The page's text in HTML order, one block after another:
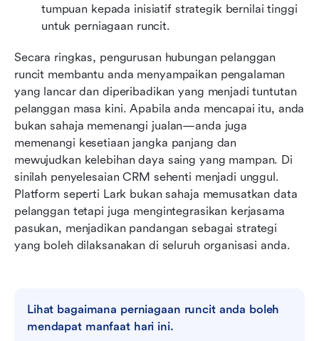
tumpuan kepada inisiatif strategik bernilai tinggi
untuk perniagaan runcit.
Secara ringkas, pengurusan hubungan pelanggan
runcit membantu anda menyampaikan pengalaman
yang lancar dan diperibadikan yang menjadi tuntutan
pelanggan masa kini. Apabila anda mencapai itu, anda
bukan sahaja memenangi jualan—anda juga
memenangi kesetiaan jangka panjang dan
mewujudkan kelebihan daya saing yang mampan. Di
sinilah penyelesaian CRM sehenti menjadi unggul.
Platform seperti Lark bukan sahaja memusatkan data
pelanggan tetapi juga mengintegrasikan kerjasama
pasukan, menjadikan pandangan sebagai strategi
yang boleh dilaksanakan di seluruh organisasi anda.
Lihat bagaimana perniagaan runcit anda boleh
mendapat manfaat hari ini.